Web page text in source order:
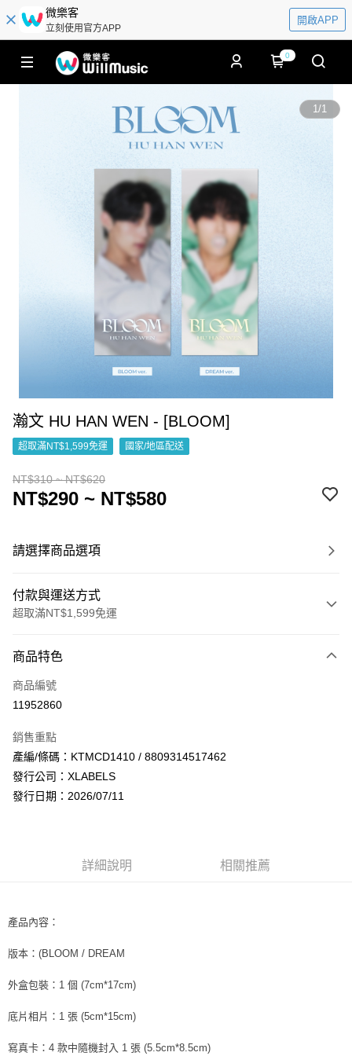
微樂客
立刻使用官方APP
開啟APP
0
1/1
瀚文 HU HAN WEN - [BLOOM]
超取滿NT$1,599免運 國家/地區配送
NT$310 ~ NT$620
NT$290 ~ NT$580
請選擇商品選項
付款與運送方式
超取滿NT$1,599免運
信用卡一次付款
超商取貨付款
Apple Pay
街口支付
１．簡單：不需註冊會員、不需綁卡、不需儲值。
３．安心：先確認商品／服務後，再付款。
１．於結帳方式選擇「AFTEE先享後付」後，將跳轉至「AFTEE先享後付」
２．訂單成立數日內，您將收到繳費通知簡訊。
ATM／網路銀行／等多元方式進行付款，方視為交易完成。
運送方式
全家取貨付款
每筆NT$60，滿NT$1,599(含以上)免運費
商品特色
商品編號
11952860
銷售重點
產編/條碼：KTMCD1410 / 8809314517462
發行公司：XLABELS
發行日期：2026/07/11
詳細說明 相關推薦
產品內容：
版本：(BLOOM / DREAM
外盒包裝：1 個 (7cm*17cm)
底片相片：1 張 (5cm*15cm)
寫真卡：4 款中隨機封入 1 張 (5.5cm*8.5cm)